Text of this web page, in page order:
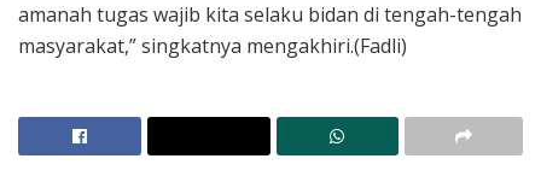
amanah tugas wajib kita selaku bidan di tengah-tengah
masyarakat,” singkatnya mengakhiri.(Fadli)